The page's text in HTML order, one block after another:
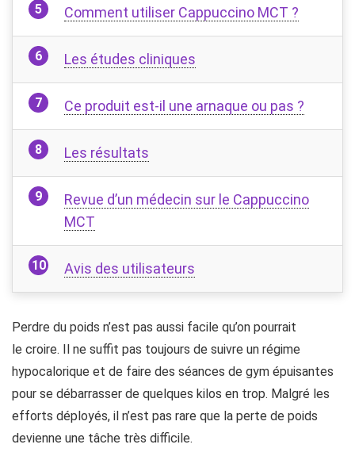
Comment utiliser Cappuccino MCT ?
Les études cliniques
Ce produit est-il une arnaque ou pas ?
Les résultats
Revue d’un médecin sur le Cappuccino
MCT
Avis des utilisateurs
Perdre du poids n’est pas aussi facile qu’on pourrait
le croire. Il ne suffit pas toujours de suivre un régime
hypocalorique et de faire des séances de gym épuisantes
pour se débarrasser de quelques kilos en trop. Malgré les
efforts déployés, il n’est pas rare que la perte de poids
devienne une tâche très difficile.